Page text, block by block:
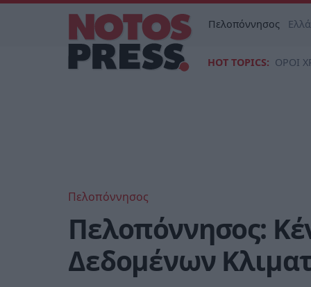
Πελοπόννησος
HOT TOPICS: ΟΡΟΙ
Πελοπόννησος
Πελοπόννησος:
Δεδομένων